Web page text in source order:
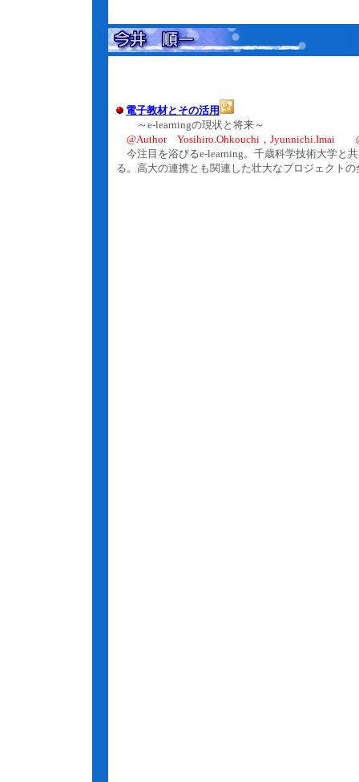
電子教材とその活用
～e-learningの現状と将来～
@Author Yosihiro.Ohkouchi，Jyunnichi.Imai
今注目を浴びるe-learning。千歳科学技術大学と
る。高大の連携とも関連した壮大なプロジェクト